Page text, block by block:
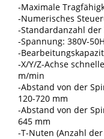
-Maximale
-Numerisches
-Standardanzahl der
-Spannung: 380V-
-
-X/Y/Z-Achse
m/min
-Abstand von der
120-720 mm
-Abstand von der
645 mm
-T-Nuten (Anzahl